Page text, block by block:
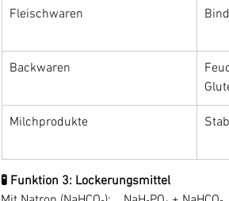
Fleischwaren
Backwaren
Milchprodukte
🧪 Funktion 3: Lockerungsmittel